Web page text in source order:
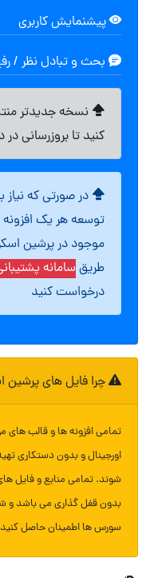
پیشنمایش کاربری
بحث و تبادل نظر /
نسخه جدیدتر
کنید تا بروزرسانی
در صورتی که
توسعه هر یک
موجود در پرشین
طریقسامانه
درخواست کنید
چرا فایل های پرشین
تمامی افزونه ها و قالب های
اورجینال و بدون دستکاری
شوند. تمامی منابع و فایل
بدون قفل گذاری می باشد و
سورس ها اطمینان حاصل کنید